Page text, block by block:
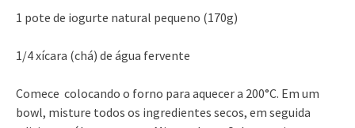
1 pote de iogurte natural pequeno (170g)
1/4 xícara (chá) de água fervente
Comece colocando o forno para aquecer a 200°C. Em um
bowl, misture todos os ingredientes secos, em seguida